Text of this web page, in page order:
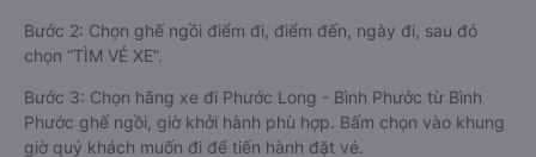
Bước 2: Chọn ghế ngồi điểm đi, điểm đến, ngày đi, sau đó
chọn “TÌM VÉ XE”.
Bước 3: Chọn hãng xe đi Phước Long - Bình Phước từ Bình
Phước ghế ngồi, giờ khởi hành phù hợp. Bấm chọn vào khung
giờ quý khách muốn đi để tiến hành đặt vé.